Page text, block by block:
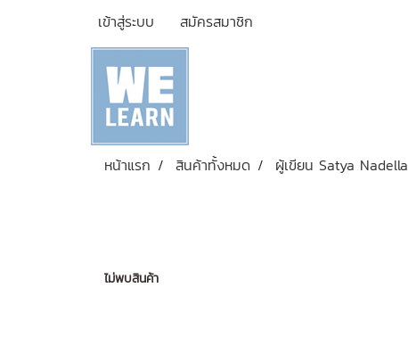
เข้าสู่ระบบ สมัครสมาชิก
หน้าแรก สินค้าทั้งหมด ผู้เขียน Satya Nadella
ไม่พบสินค้า